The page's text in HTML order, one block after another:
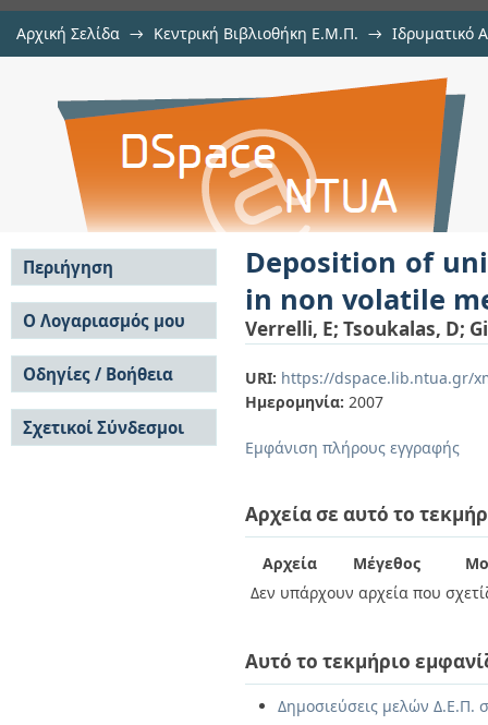
Αρχική Σελίδα → Κεντρική Βιβλιοθήκη Ε.Μ.Π. → Ιδρυματικό
Deposition of uniform size
memories
Deposition of
in non volatile
Verrelli, E; Tsoukalas, D;
URI: https://dspace.lib.ntua.gr/
Ημερομηνία: 2007
Εμφάνιση πλήρους εγγραφής
Αρχεία σε αυτό το
Αρχεία Μέγεθος
Δεν υπάρχουν αρχεία που
Αυτό το τεκμήριο
Δημοσιεύσεις μελών Δ.Ε.Π.
Περιήγηση
Σε όλο το DSpace
Κοινότητες & Συλλογές
Ανά Ημερομηνία
Έκδοσης
Συγγραφείς
Τίτλοι
Θέματα
Ο Λογαριασμός μου
Σύνδεση
Εγγραφή
Οδηγίες / Βοήθεια
Οδηγίες Υποβολής
Οδηγίες Χρήσης ΙΑ
Συχνές Ερωτήσεις
Σχετικοί Σύνδεσμοι